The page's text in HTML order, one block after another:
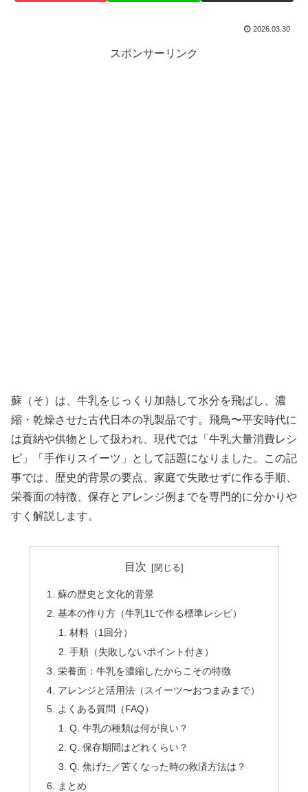
2026.03.30
スポンサーリンク
蘇（そ）は、牛乳をじっくり加熱して水分を飛ばし、濃
縮・乾燥させた古代日本の乳製品です。飛鳥〜平安時代に
は貢納や供物として扱われ、現代では「牛乳大量消費レシ
ピ」「手作りスイーツ」として話題になりました。この記
事では、歴史的背景の要点、家庭で失敗せずに作る手順、
栄養面の特徴、保存とアレンジ例までを専門的に分かりや
すく解説します。
目次
蘇の歴史と文化的背景
基本の作り方（牛乳1Lで作る標準レシピ）
材料（1回分）
手順（失敗しないポイント付き）
栄養面：牛乳を濃縮したからこその特徴
アレンジと活用法（スイーツ〜おつまみまで）
よくある質問（FAQ）
Q. 牛乳の種類は何が良い？
Q. 保存期間はどれくらい？
Q. 焦げた／苦くなった時の救済方法は？
まとめ